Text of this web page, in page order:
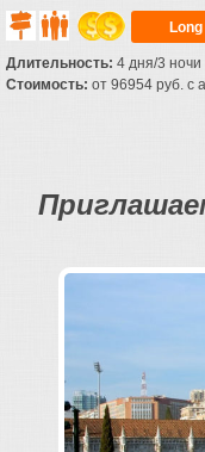
Длительность: 4 дня/3 ночи
Стоимость: от 96954 руб. с